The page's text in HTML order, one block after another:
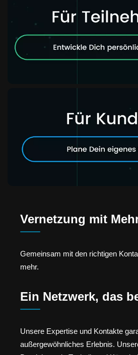
Vernetzung mit
Gemeinsam mit den richtigen
mehr.
Ein Netzwerk, das
Unsere Expertise und Kontakte
außergewöhnliches Erlebnis.